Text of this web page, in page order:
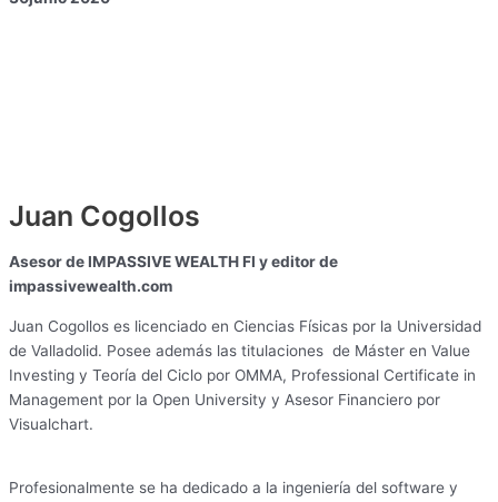
Juan Cogollos
Asesor de IMPASSIVE WEALTH FI y editor de
impassivewealth.com
Juan Cogollos es licenciado en Ciencias Físicas por la Universidad
de Valladolid. Posee además las titulaciones de Máster en Value
Investing y Teoría del Ciclo por OMMA, Professional Certificate in
Management por la Open University y Asesor Financiero por
Visualchart.
Profesionalmente se ha dedicado a la ingeniería del software y